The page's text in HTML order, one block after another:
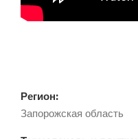
Регион:
Запорожская область